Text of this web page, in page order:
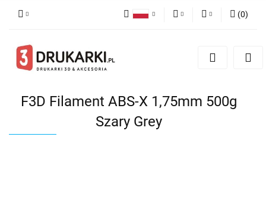
English
Zarejestruj się
(0)
F3D Filament ABS-X 1,75mm 500g
Szary Grey